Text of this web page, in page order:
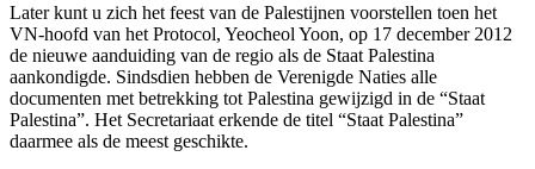
Later kunt u zich het feest van de Palestijnen voorstellen toen het
VN-hoofd van het Protocol, Yeocheol Yoon, op 17 december 2012
de nieuwe aanduiding van de regio als de Staat Palestina
aankondigde. Sindsdien hebben de Verenigde Naties alle
documenten met betrekking tot Palestina gewijzigd in de “Staat
Palestina”. Het Secretariaat erkende de titel “Staat Palestina”
daarmee als de meest geschikte.